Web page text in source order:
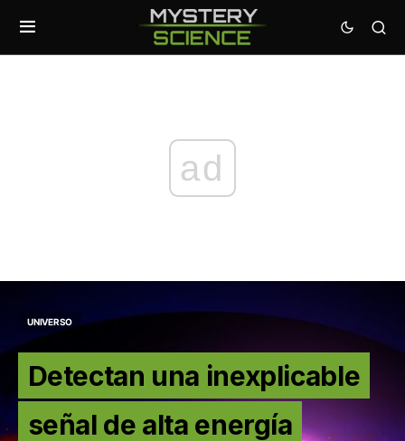
ad
UNIVERSO
Detectan una inexplicable
señal de alta energía